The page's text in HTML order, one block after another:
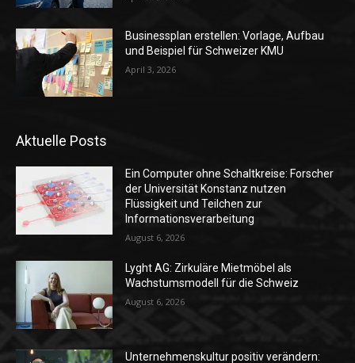
Businessplan erstellen: Vorlage, Aufbau
und Beispiel für Schweizer KMU
April 3, 2026
Aktuelle Posts
Ein Computer ohne Schaltkreise: Forscher
der Universität Konstanz nutzen
Flüssigkeit und Teilchen zur
Informationsverarbeitung
August 6, 2026
Lyght AG: Zirkuläre Mietmöbel als
Wachstumsmodell für die Schweiz
August 6, 2026
Unternehmenskultur positiv verändern: